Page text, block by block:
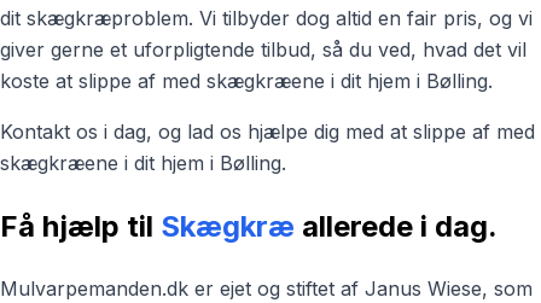
dit skægkræproblem. Vi tilbyder dog altid en fair pris, og vi
giver gerne et uforpligtende tilbud, så du ved, hvad det vil
koste at slippe af med skægkræene i dit hjem i Bølling.
Kontakt os i dag, og lad os hjælpe dig med at slippe af med
skægkræene i dit hjem i Bølling.
Få hjælp til Skægkræ allerede i dag.
Mulvarpemanden.dk er ejet og stiftet af Janus Wiese, som